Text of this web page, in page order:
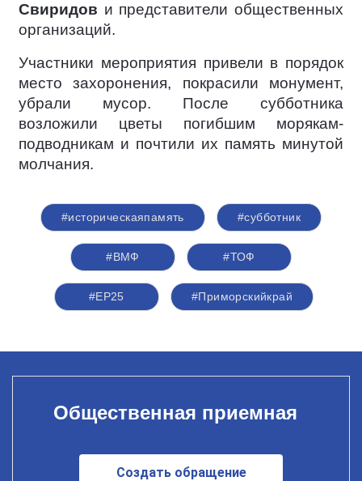
Свиридов и представители общественных
организаций.
Участники мероприятия привели в порядок
место захоронения, покрасили монумент,
убрали мусор. После субботника
возложили цветы погибшим морякам-
подводникам и почтили их память минутой
молчания.
#историческаяпамять #субботник
#ВМФ #ТОФ
#ЕР25 #Приморскийкрай
Общественная приемная
Создать обращение